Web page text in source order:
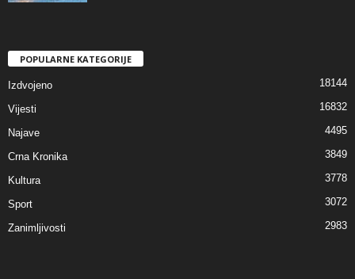
POPULARNE KATEGORIJE
Izdvojeno 18144
Vijesti 16832
Najave 4495
Crna Kronika 3849
Kultura 3778
Sport 3072
Zanimljivosti 2983